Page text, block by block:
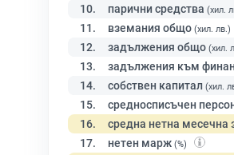
10. парични средства (хил.
11. вземания общо (хил. лв.)
12. задължения общо (хил.
13. задължения към
14. собствен капитал (хил.
15. средносписъчен
16. средна нетна месечна
17. нетен марж (%)